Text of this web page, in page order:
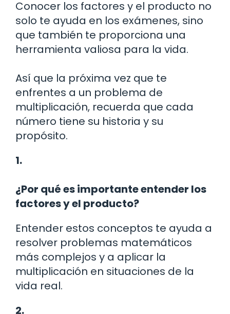
Conocer los factores y el producto no
solo te ayuda en los exámenes, sino
que también te proporciona una
herramienta valiosa para la vida.
Así que la próxima vez que te
enfrentes a un problema de
multiplicación, recuerda que cada
número tiene su historia y su
propósito.
1.
¿Por qué es importante entender los
factores y el producto?
Entender estos conceptos te ayuda a
resolver problemas matemáticos
más complejos y a aplicar la
multiplicación en situaciones de la
vida real.
2.